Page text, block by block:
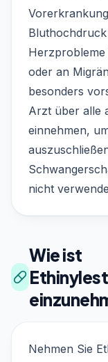
oder an
besonders
Arzt über alle
einnehmen,
nicht
Wie ist
Nehmen Sie